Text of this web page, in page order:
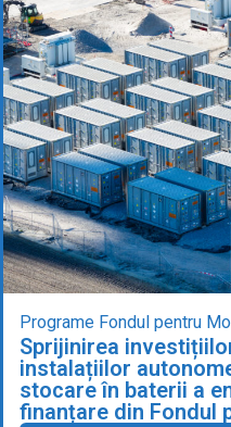
Programe Fondul pentru
Sprijinirea
instalațiilor
stocare în baterii a
finanțare din Fondul